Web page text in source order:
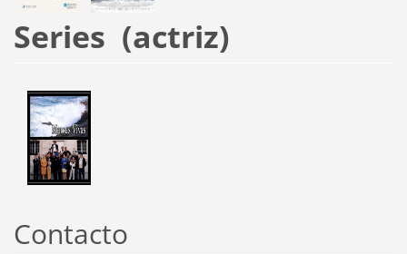
Series (actriz)
Contacto